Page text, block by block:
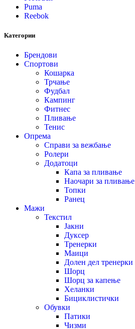
Puma
Reebok
Категории
Брендови
Спортови
Кошарка
Трчање
Фудбал
Кампинг
Фитнес
Пливање
Тенис
Опрема
Справи за вежбање
Ролери
Додатоци
Капа за пливање
Наочари за пливање
Топки
Ранец
Мажи
Текстил
Јакни
Дуксер
Тренерки
Маици
Долен дел тренерки
Шорц
Шорц за капење
Хеланки
Бициклистички
Обувки
Патики
Чизми